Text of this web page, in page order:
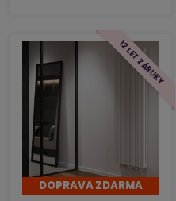
DOPRAVA ZDARMA
12 LET ZÁRUKY